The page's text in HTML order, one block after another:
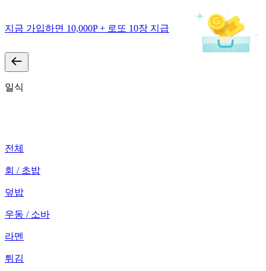
지금 가입하면 10,000P + 로또 10장 지급
일식
전체
회 / 초밥
덮밥
우동 / 소바
라멘
튀김